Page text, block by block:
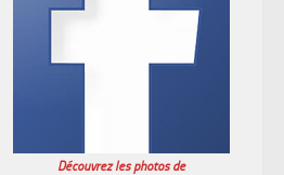
Découvrez les photos de